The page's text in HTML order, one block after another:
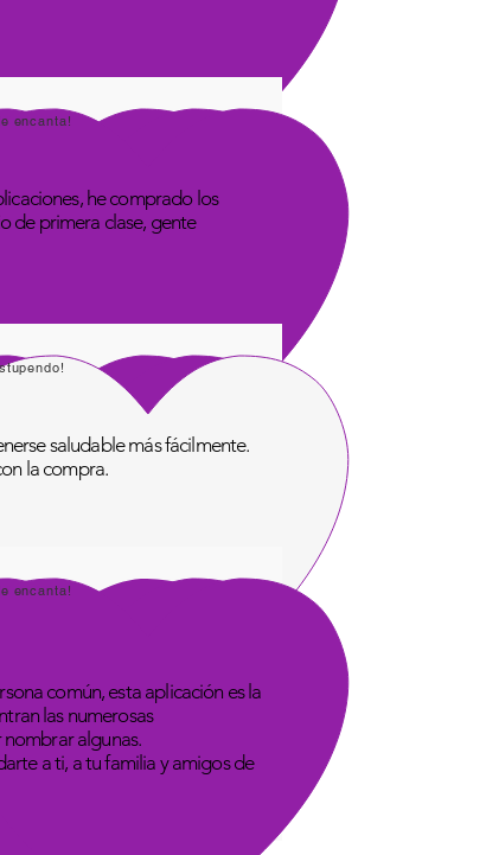
encanta!
he comprado los
de primera clase, gente
saludable más fácilmente.
la compra.
encanta!
común, esta aplicación es la
las numerosas
nombrar algunas.
a ti, a tu familia y amigos de